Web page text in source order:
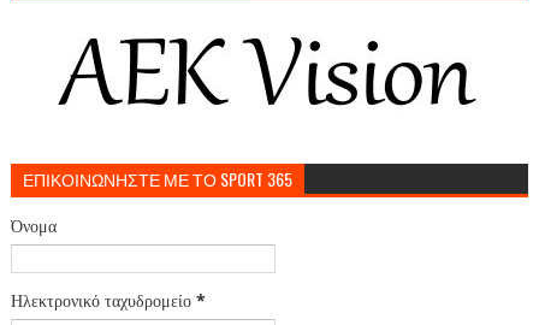
ΕΠΙΚΟΙΝΩΝΗΣΤΕ ΜΕ ΤΟ SPORT 365
Όνομα
Ηλεκτρονικό ταχυδρομείο *